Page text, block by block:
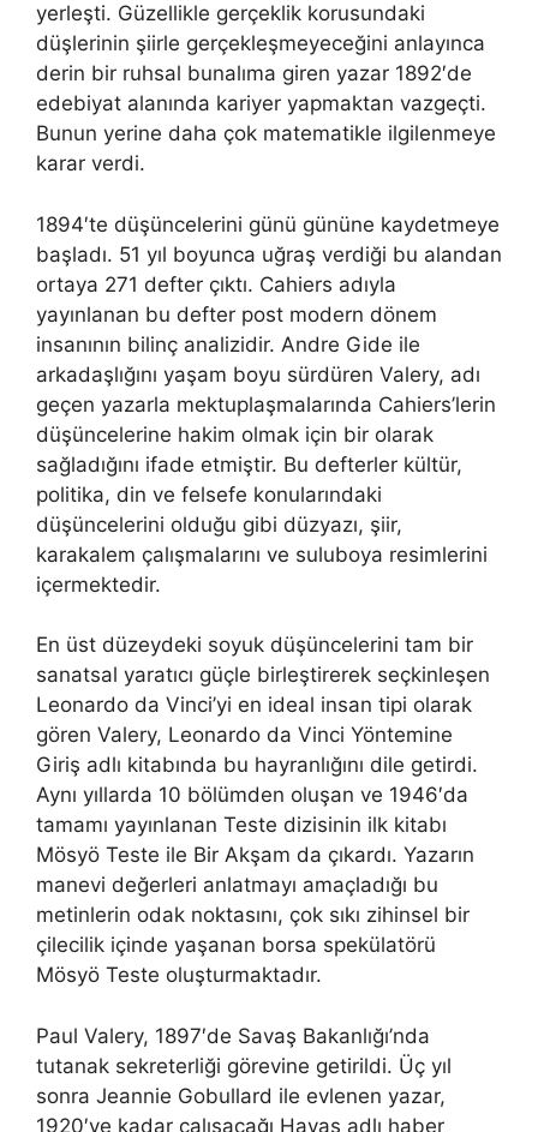
yerleşti. Güzellikle gerçeklik korusundaki
düşlerinin şiirle gerçekleşmeyeceğini anlayınca
derin bir ruhsal bunalıma giren yazar 1892′de
edebiyat alanında kariyer yapmaktan vazgeçti.
Bunun yerine daha çok matematikle ilgilenmeye
karar verdi.
1894′te düşüncelerini günü gününe kaydetmeye
başladı. 51 yıl boyunca uğraş verdiği bu alandan
ortaya 271 defter çıktı. Cahiers adıyla
yayınlanan bu defter post modern dönem
insanının bilinç analizidir. Andre Gide ile
arkadaşlığını yaşam boyu sürdüren Valery, adı
geçen yazarla mektuplaşmalarında Cahiers’lerin
düşüncelerine hakim olmak için bir olarak
sağladığını ifade etmiştir. Bu defterler kültür,
politika, din ve felsefe konularındaki
düşüncelerini olduğu gibi düzyazı, şiir,
karakalem çalışmalarını ve suluboya resimlerini
içermektedir.
En üst düzeydeki soyuk düşüncelerini tam bir
sanatsal yaratıcı güçle birleştirerek seçkinleşen
Leonardo da Vinci’yi en ideal insan tipi olarak
gören Valery, Leonardo da Vinci Yöntemine
Giriş adlı kitabında bu hayranlığını dile getirdi.
Aynı yıllarda 10 bölümden oluşan ve 1946′da
tamamı yayınlanan Teste dizisinin ilk kitabı
Mösyö Teste ile Bir Akşam da çıkardı. Yazarın
manevi değerleri anlatmayı amaçladığı bu
metinlerin odak noktasını, çok sıkı zihinsel bir
çilecilik içinde yaşanan borsa spekülatörü
Mösyö Teste oluşturmaktadır.
Paul Valery, 1897′de Savaş Bakanlığı’nda
tutanak sekreterliği görevine getirildi. Üç yıl
sonra Jeannie Gobullard ile evlenen yazar,
1920′ye kadar çalışacağı Havas adlı haber